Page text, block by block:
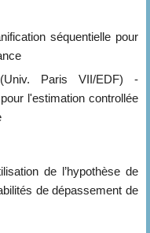
séquentielle pour
Paris VII/EDF) -
l'estimation controllée
de l’hypothèse de
de dépassement de